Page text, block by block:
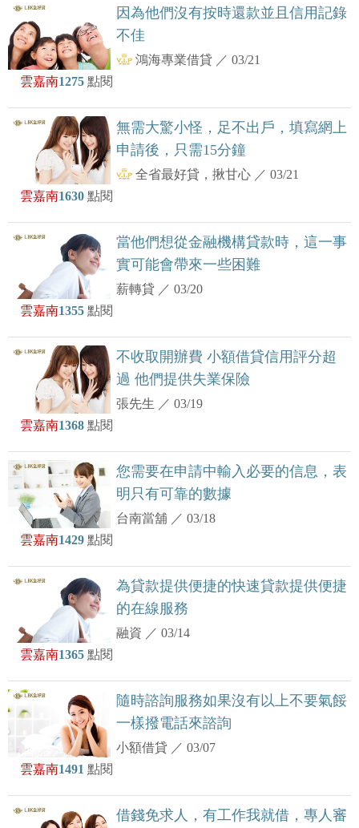
因為他們沒有按時還款並且信用記錄
不佳
鴻海專業借貸 ／03/21
雲嘉南1275 點閱
無需大驚小怪，足不出戶，填寫網上
申請後，只需15分鐘
全省最好貸，揪甘心 ／03/21
雲嘉南1630 點閱
當他們想從金融機構貸款時，這一事
實可能會帶來一些困難
薪轉貸 ／03/20
雲嘉南1355 點閱
不收取開辦費 小額借貸信用評分超
過 他們提供失業保險
張先生 ／03/19
雲嘉南1368 點閱
您需要在申請中輸入必要的信息，表
明只有可靠的數據
台南當舖 ／03/18
雲嘉南1429 點閱
為貸款提供便捷的快速貸款提供便捷
的在線服務
融資 ／03/14
雲嘉南1365 點閱
隨時諮詢服務如果沒有以上不要氣餒
一樣撥電話來諮詢
小額借貸 ／03/07
雲嘉南1491 點閱
借錢免求人，有工作我就借，專人審